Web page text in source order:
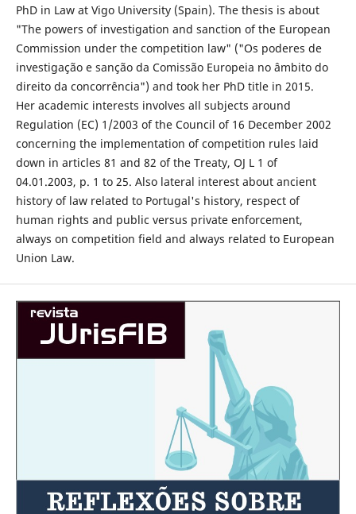
PhD in Law at Vigo University (Spain). The thesis is about
"The powers of investigation and sanction of the European
Commission under the competition law" ("Os poderes de
investigação e sanção da Comissão Europeia no âmbito do
direito da concorrência") and took her PhD title in 2015.
Her academic interests involves all subjects around
Regulation (EC) 1/2003 of the Council of 16 December 2002
concerning the implementation of competition rules laid
down in articles 81 and 82 of the Treaty, OJ L 1 of
04.01.2003, p. 1 to 25. Also lateral interest about ancient
history of law related to Portugal's history, respect of
human rights and public versus private enforcement,
always on competition field and always related to European
Union Law.